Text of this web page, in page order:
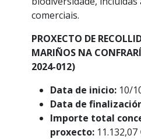
comerciais.
PROXECTO DE
MARIÑOS NA
2024-012)
Data de inicio: 10/
Data de
Importe total
proxecto: 11.132,07